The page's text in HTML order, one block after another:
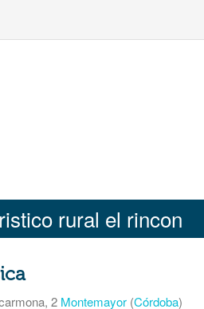
rural el rincon
2 Montemayor (Córdoba)